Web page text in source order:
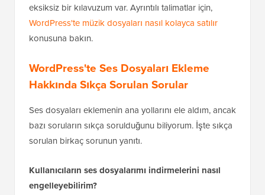
eksiksiz bir kılavuzum var. Ayrıntılı talimatlar için,
WordPress'te müzik dosyaları nasıl kolayca satılır
konusuna bakın.
WordPress'te Ses Dosyaları Ekleme
Hakkında Sıkça Sorulan Sorular
Ses dosyaları eklemenin ana yollarını ele aldım, ancak
bazı soruların sıkça sorulduğunu biliyorum. İşte sıkça
sorulan birkaç sorunun yanıtı.
Kullanıcıların ses dosyalarımı indirmelerini nasıl
engelleyebilirim?